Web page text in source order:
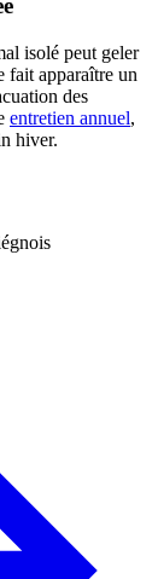
isolé peut geler
fait apparaître un
des
entretien annuel,
hiver.